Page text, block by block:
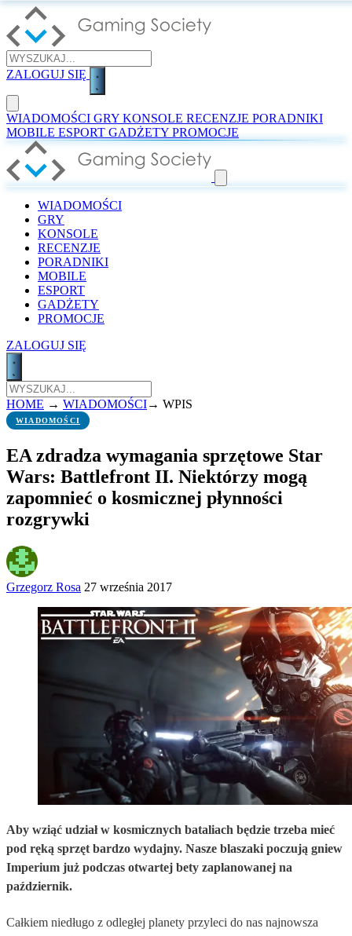
ZALOGUJ SIĘ
WIADOMOŚCI GRY KONSOLE RECENZJE PORADNIKI
MOBILE ESPORT GADŻETY PROMOCJE
WIADOMOŚCI
GRY
KONSOLE
RECENZJE
PORADNIKI
MOBILE
ESPORT
GADŻETY
PROMOCJE
ZALOGUJ SIĘ
HOME → WIADOMOŚCI→ WPIS
WIADOMOŚCI
EA zdradza wymagania sprzętowe Star
Wars: Battlefront II. Niektórzy mogą
zapomnieć o kosmicznej płynności
rozgrywki
Grzegorz Rosa 27 września 2017
Aby wziąć udział w kosmicznych bataliach będzie trzeba mieć
pod ręką sprzęt bardzo wydajny. Nasze blaszaki poczują gniew
Imperium już podczas otwartej bety zaplanowanej na
październik.
Całkiem niedługo z odległej planety przyleci do nas najnowsza